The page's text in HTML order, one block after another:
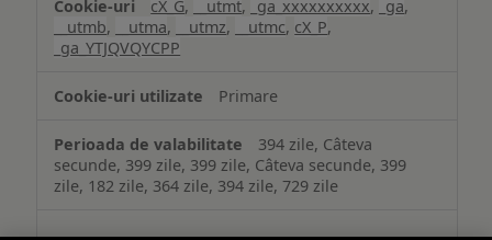
cX_G, __utmt, _ga_xxxxxxxxxx, _ga,
__utmb, __utma, __utmz, __utmc, cX_P,
_ga_YTJQVQYCPP
Primare
394 zile, Câteva
secunde, 399 zile, 399 zile, Câteva secunde, 399
zile, 182 zile, 364 zile, 394 zile, 729 zile